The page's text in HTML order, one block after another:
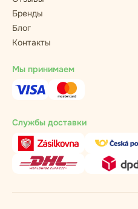
Бренды
Блог
Контакты
Мы принимаем
Службы доставки